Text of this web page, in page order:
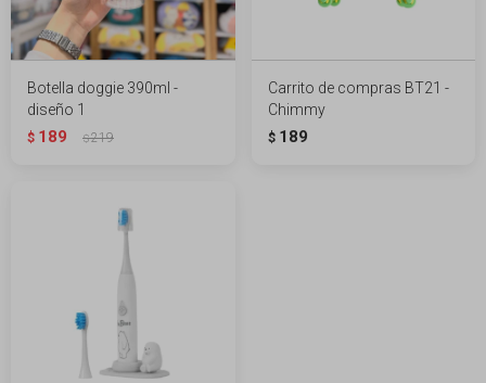
Botella doggie 390ml -
diseño 1
$ 189 $219
Carrito de compras BT21 -
Chimmy
$ 189